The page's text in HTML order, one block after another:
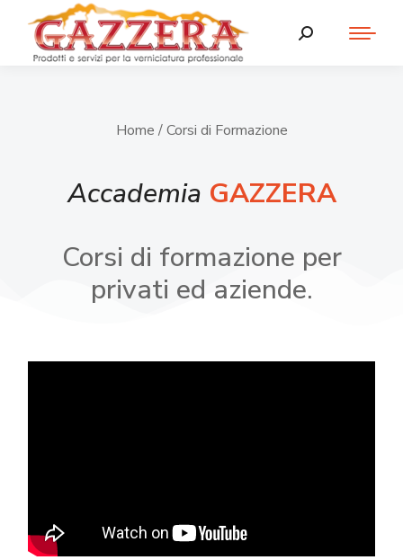
Home / Corsi di Formazione
Accademia GAZZERA
Corsi di formazione per
privati ed aziende.